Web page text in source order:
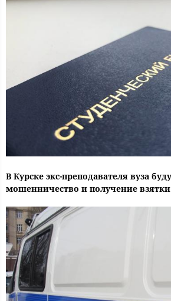
В Курске экс-преподавателя вуза
мошенничество и получение взятки